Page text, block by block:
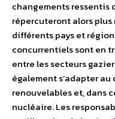
changements ressentis
répercuteront alors
différents pays et
concurrentiels sont en
entre les secteurs
également s’adapter
renouvelables et, dans
nucléaire. Les